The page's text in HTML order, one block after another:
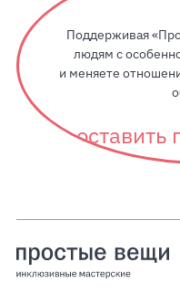
Поддерживая
людям с
и меняете
оставить